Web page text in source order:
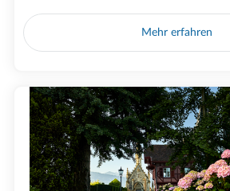
Mehr erfahren